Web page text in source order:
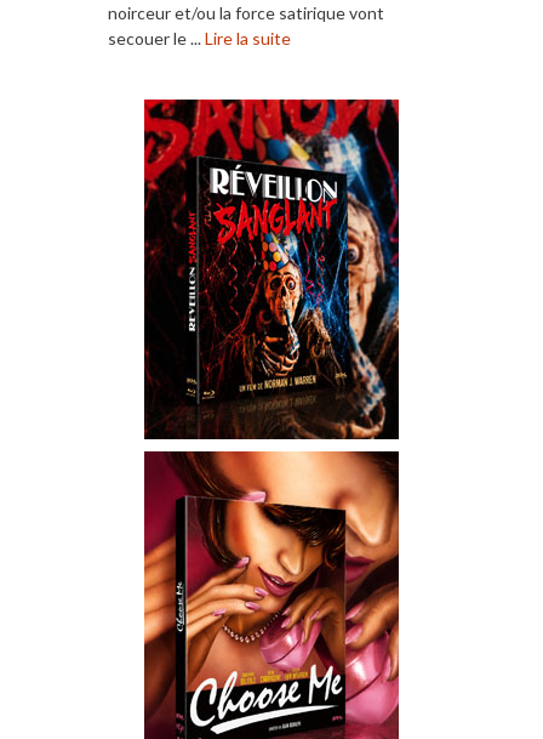
noirceur et/ou la force satirique vont
secouer le ...Lire la suite